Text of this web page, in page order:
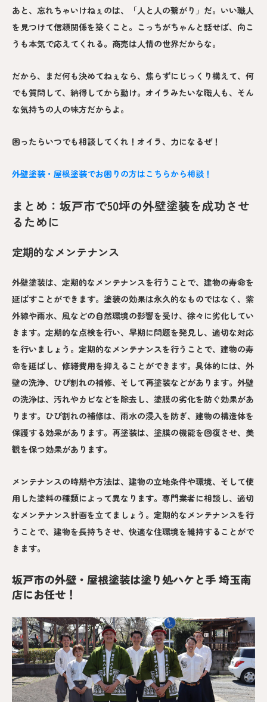
あと、忘れちゃいけねぇのは、「人と人の繋がり」だ。いい職人
を見つけて信頼関係を築くこと。こっちがちゃんと話せば、向こ
うも本気で応えてくれる。商売は人情の世界だからな。
だから、まだ何も決めてねぇなら、焦らずにじっくり構えて、何
でも質問して、納得してから動け。オイラみたいな職人も、そん
な気持ちの人の味方だからよ。
困ったらいつでも相談してくれ！オイラ、力になるぜ！
外壁塗装・屋根塗装でお困りの方はこちらから相談！
まとめ：坂戸市で50坪の外壁塗装を成功させ
るために
定期的なメンテナンス
外壁塗装は、定期的なメンテナンスを行うことで、建物の寿命を
延ばすことができます。塗装の効果は永久的なものではなく、紫
外線や雨水、風などの自然環境の影響を受け、徐々に劣化してい
きます。定期的な点検を行い、早期に問題を発見し、適切な対応
を行いましょう。定期的なメンテナンスを行うことで、建物の寿
命を延ばし、修繕費用を抑えることができます。具体的には、外
壁の洗浄、ひび割れの補修、そして再塗装などがあります。外壁
の洗浄は、汚れやカビなどを除去し、塗膜の劣化を防ぐ効果があ
ります。ひび割れの補修は、雨水の浸入を防ぎ、建物の構造体を
保護する効果があります。再塗装は、塗膜の機能を回復させ、美
観を保つ効果があります。
メンテナンスの時期や方法は、建物の立地条件や環境、そして使
用した塗料の種類によって異なります。専門業者に相談し、適切
なメンテナンス計画を立てましょう。定期的なメンテナンスを行
うことで、建物を長持ちさせ、快適な住環境を維持することがで
きます。
坂戸市の外壁・屋根塗装は塗り処ハケと手 埼玉南
店にお任せ！